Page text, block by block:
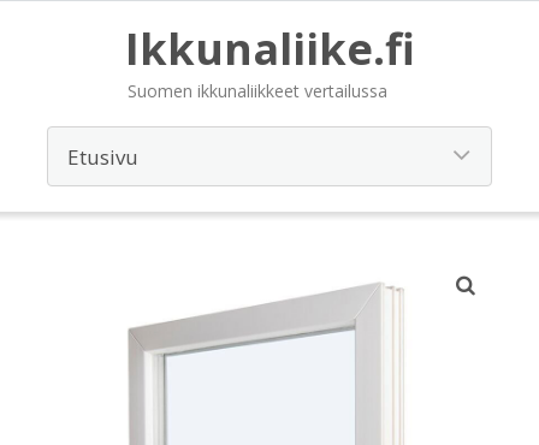
Ikkunaliike.fi
Suomen ikkunaliikkeet vertailussa